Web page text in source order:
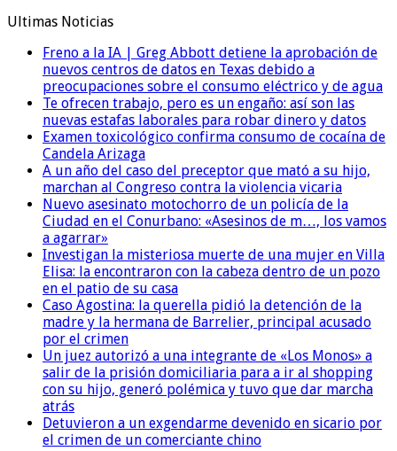
Ultimas Noticias
Freno a la IA | Greg Abbott detiene la aprobación de
nuevos centros de datos en Texas debido a
preocupaciones sobre el consumo eléctrico y de agua
Te ofrecen trabajo, pero es un engaño: así son las
nuevas estafas laborales para robar dinero y datos
Examen toxicológico confirma consumo de cocaína de
Candela Arizaga
A un año del caso del preceptor que mató a su hijo,
marchan al Congreso contra la violencia vicaria
Nuevo asesinato motochorro de un policía de la
Ciudad en el Conurbano: «Asesinos de m…, los vamos
a agarrar»
Investigan la misteriosa muerte de una mujer en Villa
Elisa: la encontraron con la cabeza dentro de un pozo
en el patio de su casa
Caso Agostina: la querella pidió la detención de la
madre y la hermana de Barrelier, principal acusado
por el crimen
Un juez autorizó a una integrante de «Los Monos» a
salir de la prisión domiciliaria para a ir al shopping
con su hijo, generó polémica y tuvo que dar marcha
atrás
Detuvieron a un exgendarme devenido en sicario por
el crimen de un comerciante chino